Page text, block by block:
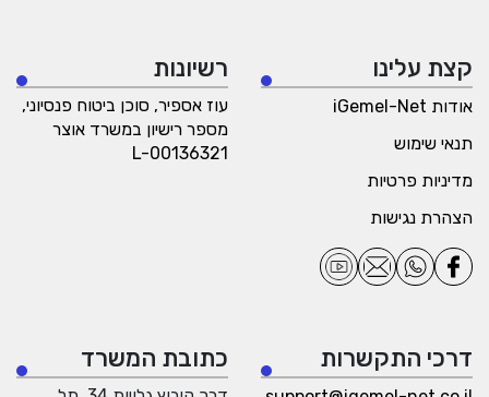
קצת עלינו
אודות iGemel-Net
תנאי שימוש
מדיניות פרטיות
הצהרת נגישות
רשיונות
עוז אספיר, סוכן ביטוח פנסיוני,
מספר רישיון במשרד אוצר
L-00136321
דרכי התקשרות כתובת המשרד